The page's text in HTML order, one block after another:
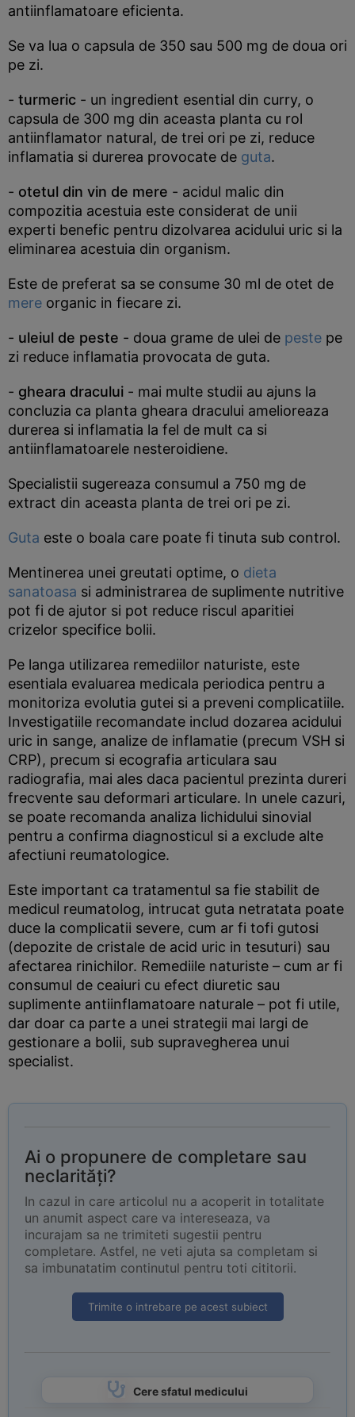
antiinflamatoare eficienta.
Se va lua o capsula de 350 sau 500 mg de doua ori
pe zi.
- turmeric - un ingredient esential din curry, o
capsula de 300 mg din aceasta planta cu rol
antiinflamator natural, de trei ori pe zi, reduce
inflamatia si durerea provocate de guta.
- otetul din vin de mere - acidul malic din
compozitia acestuia este considerat de unii
experti benefic pentru dizolvarea acidului uric si la
eliminarea acestuia din organism.
Este de preferat sa se consume 30 ml de otet de
mere organic in fiecare zi.
- uleiul de peste - doua grame de ulei de peste pe
zi reduce inflamatia provocata de guta.
- gheara dracului - mai multe studii au ajuns la
concluzia ca planta gheara dracului amelioreaza
durerea si inflamatia la fel de mult ca si
antiinflamatoarele nesteroidiene.
Specialistii sugereaza consumul a 750 mg de
extract din aceasta planta de trei ori pe zi.
Guta este o boala care poate fi tinuta sub control.
Mentinerea unei greutati optime, o dieta
sanatoasa si administrarea de suplimente nutritive
pot fi de ajutor si pot reduce riscul aparitiei
crizelor specifice bolii.
Pe langa utilizarea remediilor naturiste, este
esentiala evaluarea medicala periodica pentru a
monitoriza evolutia gutei si a preveni complicatiile.
Investigatiile recomandate includ dozarea acidului
uric in sange, analize de inflamatie (precum VSH si
CRP), precum si ecografia articulara sau
radiografia, mai ales daca pacientul prezinta dureri
frecvente sau deformari articulare. In unele cazuri,
se poate recomanda analiza lichidului sinovial
pentru a confirma diagnosticul si a exclude alte
afectiuni reumatologice.
Este important ca tratamentul sa fie stabilit de
medicul reumatolog, intrucat guta netratata poate
duce la complicatii severe, cum ar fi tofi gutosi
(depozite de cristale de acid uric in tesuturi) sau
afectarea rinichilor. Remediile naturiste – cum ar fi
consumul de ceaiuri cu efect diuretic sau
suplimente antiinflamatoare naturale – pot fi utile,
dar doar ca parte a unei strategii mai largi de
gestionare a bolii, sub supravegherea unui
specialist.
Ai o propunere de completare sau
neclarități?
In cazul in care articolul nu a acoperit in totalitate
un anumit aspect care va intereseaza, va
incurajam sa ne trimiteti sugestii pentru
completare. Astfel, ne veti ajuta sa completam si
sa imbunatatim continutul pentru toti cititorii.
Trimite o intrebare pe acest subiect
Cere sfatul medicului